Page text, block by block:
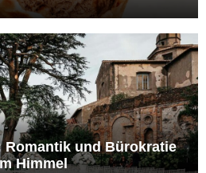
Romantik und Bürokratie
Himmel